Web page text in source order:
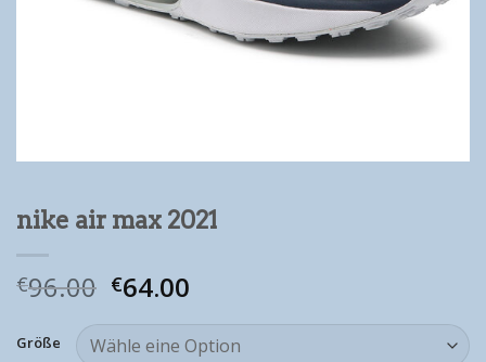
nike air max 2021
€96.00 €64.00
Größe